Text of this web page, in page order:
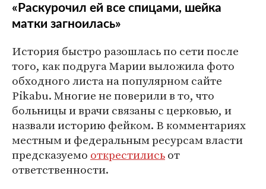
«Раскурочил ей все спицами, шейка
матки загноилась»
История быстро разошлась по сети после
того, как подруга Марии выложила фото
обходного листа на популярном сайте
Pikabu. Многие не поверили в то, что
больницы и врачи связаны с церковью, и
назвали историю фейком. В комментариях
местным и федеральным ресурсам власти
предсказуемо открестилисьот
ответственности.